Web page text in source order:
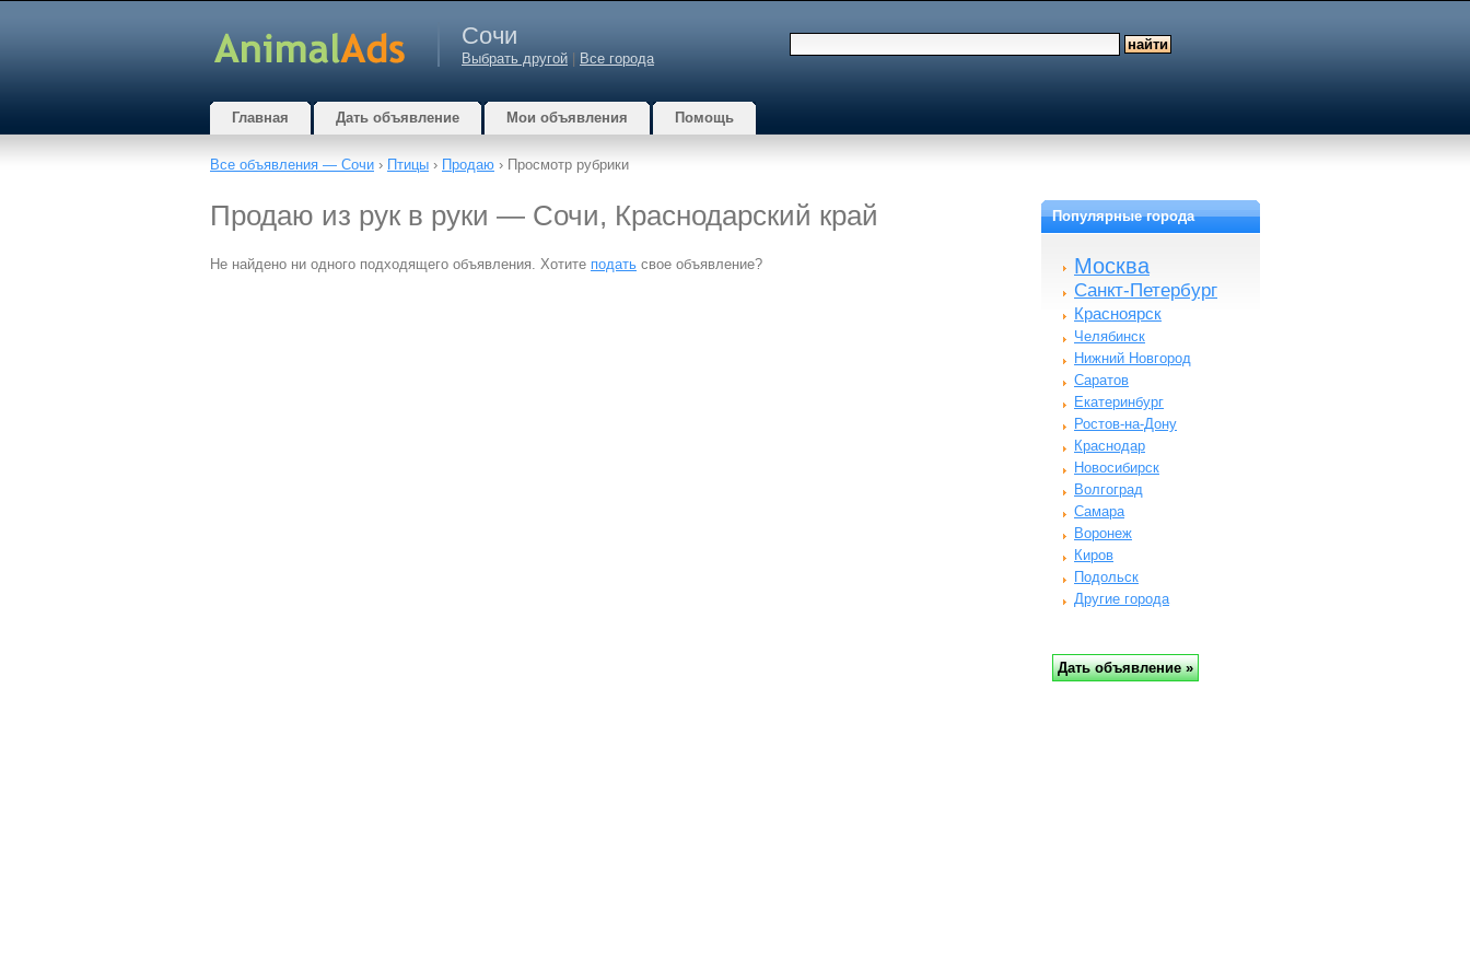
Сочи
Выбрать другой Все города
Главная Дать объявление Мои объявления Помощь
Все объявления — Сочи › Птицы › Продаю › Просмотр рубрики
Продаю из рук в руки — Сочи, Краснодарский край
Не найдено ни одного подходящего объявления. Хотите подать свое объявление?
Популярные города
Москва
Санкт-Петербург
Красноярск
Челябинск
Нижний Новгород
Саратов
Екатеринбург
Ростов-на-Дону
Краснодар
Новосибирск
Волгоград
Самара
Воронеж
Киров
Подольск
Другие города